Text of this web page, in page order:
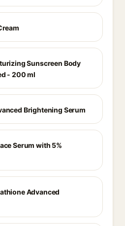
Sunscreen Body
- 200 ml
Brightening Serum
Serum with 5%
Advanced